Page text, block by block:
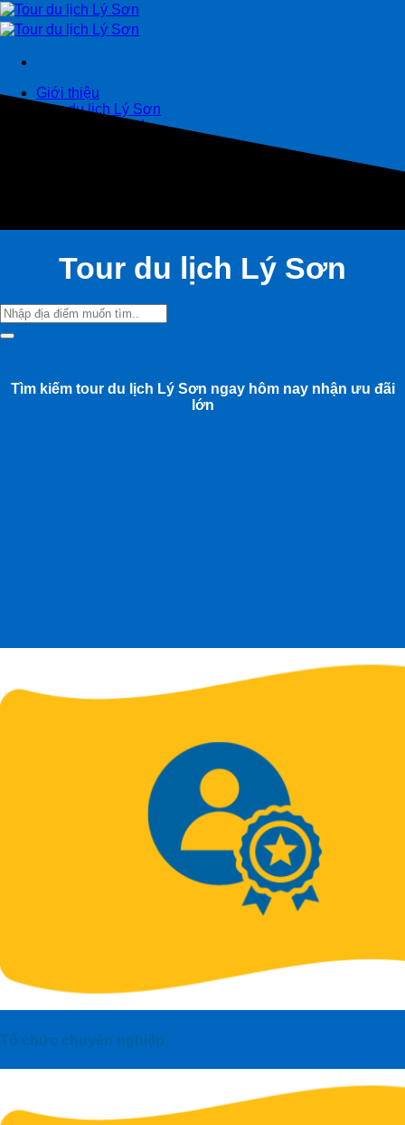
Giới thiệu
Tour du lịch Lý Sơn
Cẩm nang du lịch
Tour du lịch Lý Sơn
Tìm
kiếm:
Tìm kiếm tour du lịch Lý Sơn ngay hôm nay nhận ưu đãi
lớn
Tổ chức chuyên nghiệp